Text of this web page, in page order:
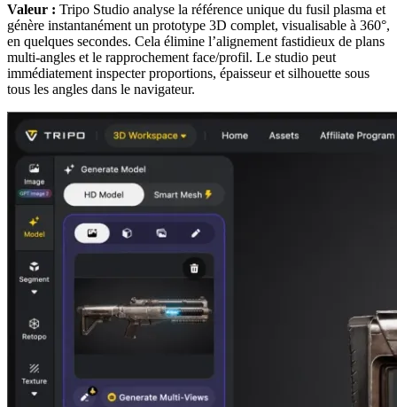
Valeur : Tripo Studio analyse la référence unique du fusil plasma et
génère instantanément un prototype 3D complet, visualisable à 360°,
en quelques secondes. Cela élimine l’alignement fastidieux de plans
multi-angles et le rapprochement face/profil. Le studio peut
immédiatement inspecter proportions, épaisseur et silhouette sous
tous les angles dans le navigateur.